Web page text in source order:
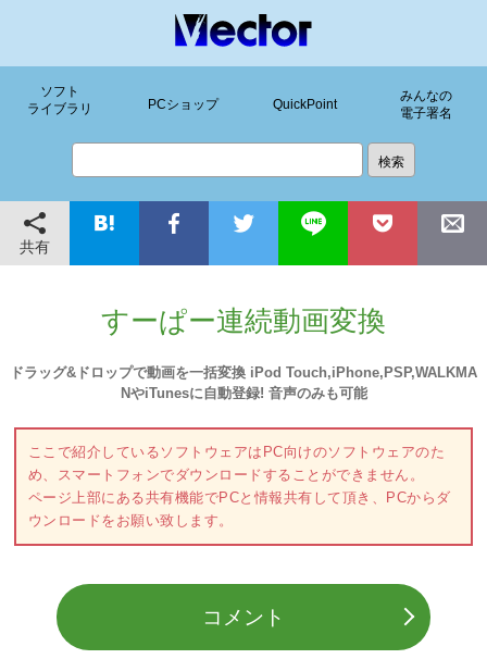
ソフト
ライブラリ
PCショップ QuickPoint
みんなの
電子署名
共有
すーぱー連続動画変換
ドラッグ&ドロップで動画を一括変換 iPod Touch,iPhone,PSP,WALKMA
NやiTunesに自動登録! 音声のみも可能
ここで紹介しているソフトウェアはPC向けのソフトウェアのた
め、スマートフォンでダウンロードすることができません。
ページ上部にある共有機能でPCと情報共有して頂き、PCからダ
ウンロードをお願い致します。
コメント